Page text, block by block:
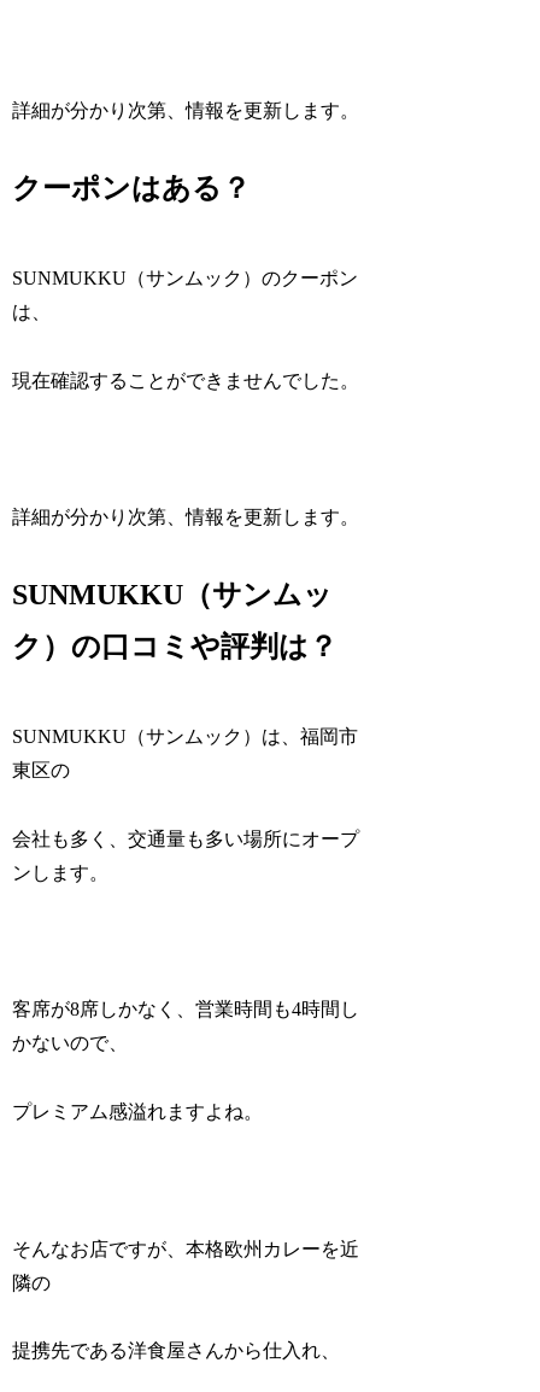
詳細が分かり次第、情報を更新します。
クーポンはある？
SUNMUKKU（サンムック）のクーポン
は、
現在確認することができませんでした。
詳細が分かり次第、情報を更新します。
SUNMUKKU（サンムッ
ク）の口コミや評判は？
SUNMUKKU（サンムック）は、福岡市
東区の
会社も多く、交通量も多い場所にオープ
ンします。
客席が8席しかなく、営業時間も4時間し
かないので、
プレミアム感溢れますよね。
そんなお店ですが、本格欧州カレーを近
隣の
提携先である洋食屋さんから仕入れ、